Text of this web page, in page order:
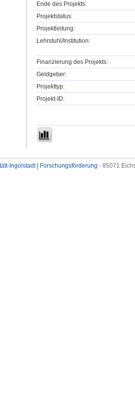
Ende des Projekts:
Projektstatus:
Projektleitung:
Lehrstuhl/Institution:
Finanzierung des Projekts:
Geldgeber:
Projekttyp:
Projekt-ID:
Ingolstadt | Forschungsförderung - 85071